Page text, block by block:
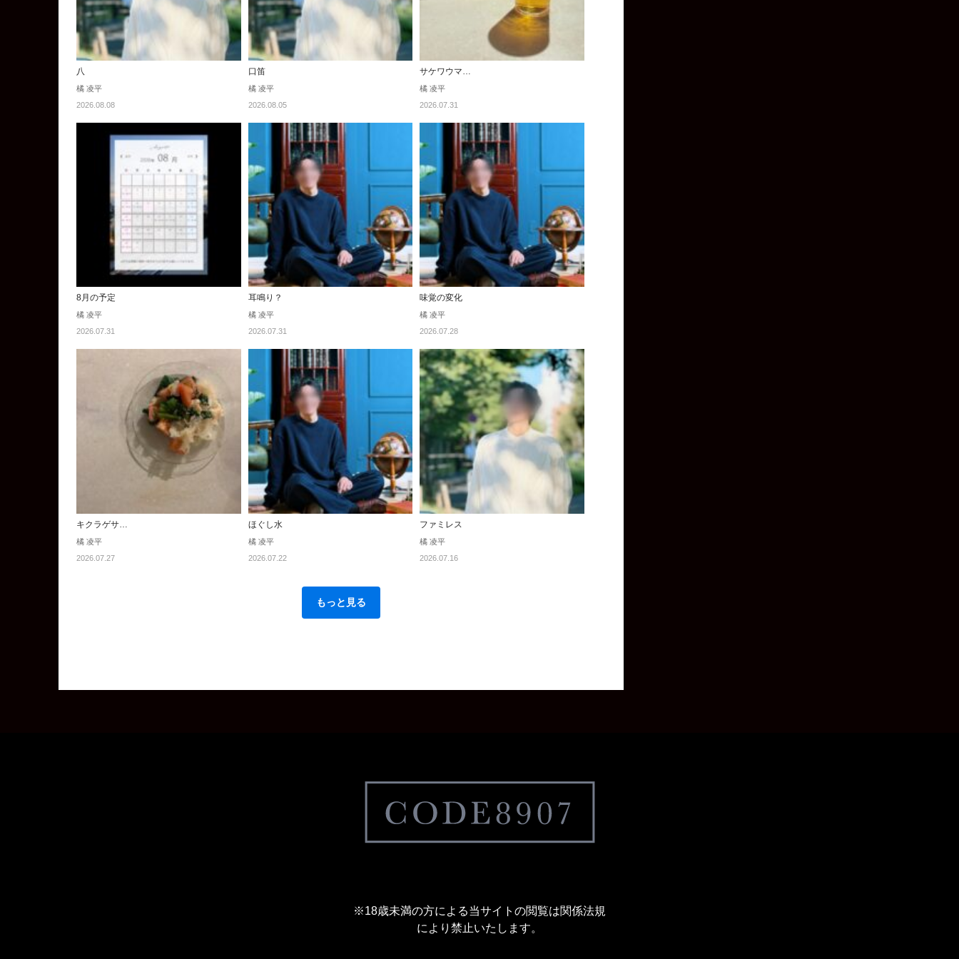
八
橘 凌平
2026.08.08
口笛
橘 凌平
2026.08.05
サケワウマ…
橘 凌平
2026.07.31
8月の予定
橘 凌平
2026.07.31
耳鳴り？
橘 凌平
2026.07.31
味覚の変化
橘 凌平
2026.07.28
キクラゲサ…
橘 凌平
2026.07.27
ほぐし水
橘 凌平
2026.07.22
ファミレス
橘 凌平
2026.07.16
もっと見る
※18歳未満の方による当サイトの閲覧は関係法規
により禁止いたします。